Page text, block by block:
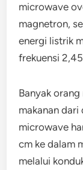
microwave
magnetron,
energi listrik
frekuensi
Banyak
makanan dari
microwave
cm ke dalam
melalui